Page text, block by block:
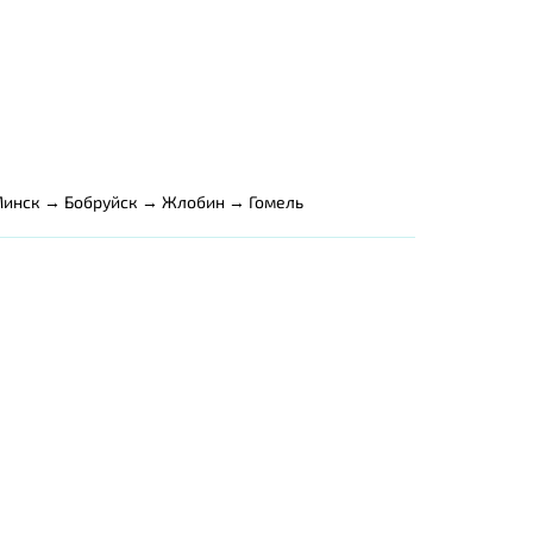
→ Бобруйск → Жлобин → Гомель